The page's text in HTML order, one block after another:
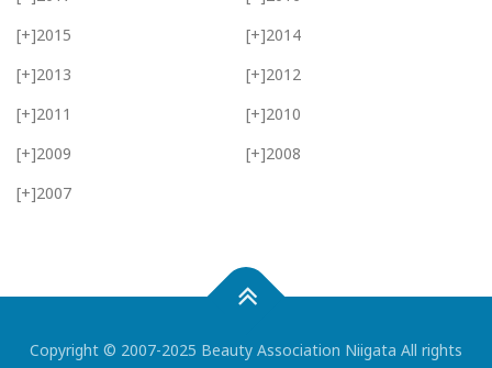
[+]2015 [+]2014
[+]2013 [+]2012
[+]2011 [+]2010
[+]2009 [+]2008
[+]2007
Copyright © 2007-2025 Beauty Association Niigata All rights